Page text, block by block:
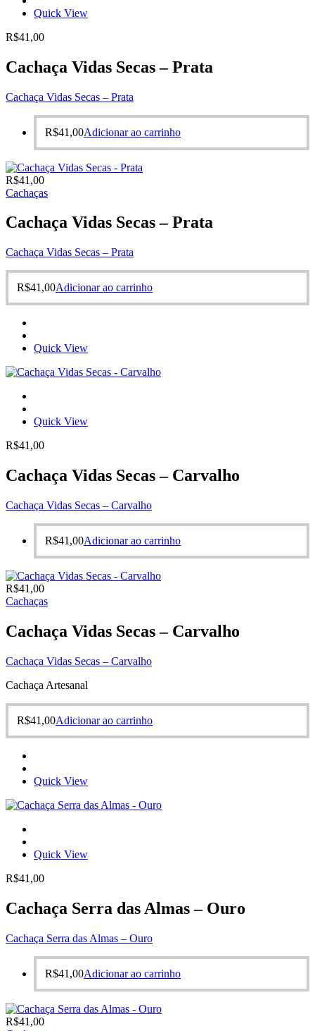
Quick View
R$41,00
Cachaça Vidas Secas – Prata
Cachaça Vidas Secas – Prata
R$41,00Adicionar ao carrinho
R$41,00
Cachaças
Cachaça Vidas Secas – Prata
Cachaça Vidas Secas – Prata
R$41,00Adicionar ao carrinho
Quick View
Quick View
R$41,00
Cachaça Vidas Secas – Carvalho
Cachaça Vidas Secas – Carvalho
R$41,00Adicionar ao carrinho
R$41,00
Cachaças
Cachaça Vidas Secas – Carvalho
Cachaça Vidas Secas – Carvalho
Cachaça Artesanal
R$41,00Adicionar ao carrinho
Quick View
Quick View
R$41,00
Cachaça Serra das Almas – Ouro
Cachaça Serra das Almas – Ouro
R$41,00Adicionar ao carrinho
R$41,00